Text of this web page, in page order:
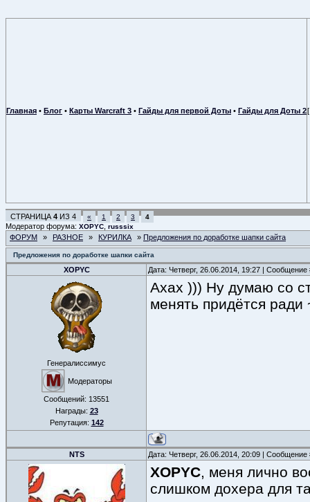
Главная • Блог • Карты Warcraft 3 • Гайды для первой Доты • Гайды для Доты 2
СТРАНИЦА 4 ИЗ 4 « 1 2 3 4
Модератор форума: XOPYC russsix
ФОРУМ » РАЗНОЕ » КУРИЛКА » Предложения по доработке шапки сайта
Предложения по доработке шапки сайта
XOPYC Дата: Четверг, 26.06.2014, 19:27 |
Генералиссимус
Модераторы
Сообщений: 13551
Награды: 23
Репутация: 142
Ахах ))) Ну думаю со
менять придётся
NTS Дата: Четверг, 26.06.2014, 20:09 |
XOPYC, меня лично
слишком дохера для